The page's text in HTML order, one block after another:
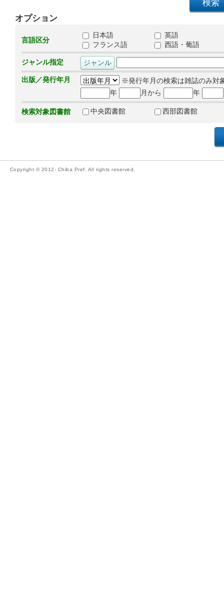
オプション
言語区分
日本語
英語
フランス語
西語・葡語
ジャンル指定
出版／発行年月
※発行年月の検索は雑誌のみ対
年
月から 年
検索対象図書館 中央図書館 西部図書館
Copyright © 2012- Chiba Pref. All rights reserved.